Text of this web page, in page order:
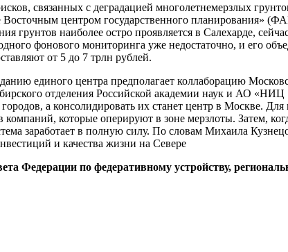
связанных с деградацией многолетнемерзлых
Восточным центром государственного планирования»
грунтов наиболее остро проявляется в Салехарде,
фонового мониторинга уже недостаточно, и его
от 5 до 7 трлн рублей.
единого центра предполагает коллаборацию
отделения Российской академии наук и АО «НИЦ
а консолидировать их станет центр в Москве.
которые оперируют в зоне мерзлоты. Затем,
заработает в полную силу. По словам Михаила
и качества жизни на Севере
по федеративному устройству,